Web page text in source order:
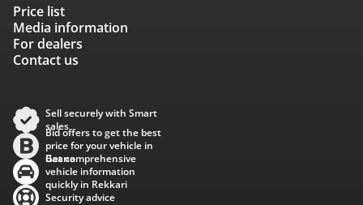
Price list
Media information
For dealers
Contact us
Sell securely with Smart
sales
Bid offers to get the best
price for your vehicle in
Baana
Get comprehensive
vehicle information
quickly in Rekkari
Security advice